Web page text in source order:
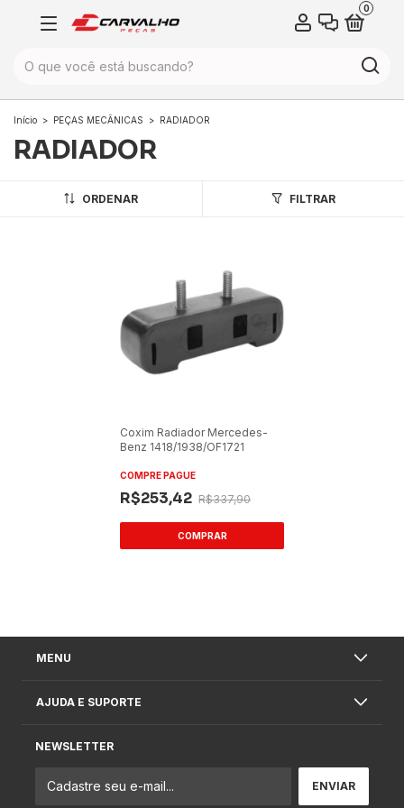
0
Início > PEÇAS MECÂNICAS > RADIADOR
RADIADOR
ORDENAR FILTRAR
Coxim Radiador Mercedes-
Benz 1418/1938/OF1721
COMPRE PAGUE
R$253,42 R$337,90
MENU
AJUDA E SUPORTE
NEWSLETTER